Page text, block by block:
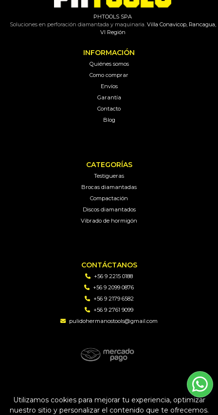
PHTOOLS SPA
Soluciones en perforación diamantada y maquinaria.Villa Conavicop, Rancagua,
VI Región
INFORMACIÓN
Quiénes somos
Como comprar
Envíos
Garantía
Contacto
Blog
CATEGORÍAS
Testigueras
Brocas diamantadas
Compactación
Discos diamantados
Vibrado de hormigón
CONTÁCTANOS
+56 9 2215 0188
+56 9 2099 0876
+56 9 2179 6582
+56 9 2761 9099
pulidohermanostools@gmail.com
PH TOOLS | Soluciones en perforacion diamantada y
maquinaria © 2026
Creado por Bsale
Utilizamos cookies para mejorar tu experiencia, optimizar
nuestro sitio y personalizar el contenido que te ofrecemos.